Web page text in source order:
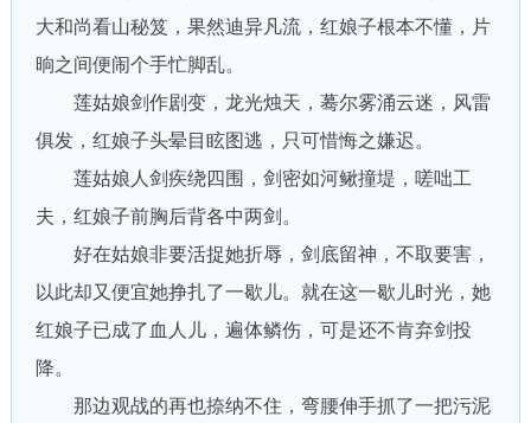
大和尚看山秘笈，果然迪异凡流，红娘子根本不懂，片
晌之间便闹个手忙脚乱。
莲姑娘剑作剧变，龙光烛天，蓦尔雾涌云迷，风雷
俱发，红娘子头晕目眩图逃，只可惜悔之嫌迟。
莲姑娘人剑疾绕四围，剑密如河鳅撞堤，嗟咄工
夫，红娘子前胸后背各中两剑。
好在姑娘非要活捉她折辱，剑底留神，不取要害，
以此却又便宜她挣扎了一歇儿。就在这一歇儿时光，她
红娘子已成了血人儿，遍体鳞伤，可是还不肯弃剑投
降。
那边观战的再也捺纳不住，弯腰伸手抓了一把污泥